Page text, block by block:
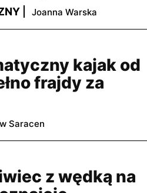
Joanna Warska
kajak od
frajdy za
Saracen
z wędką na